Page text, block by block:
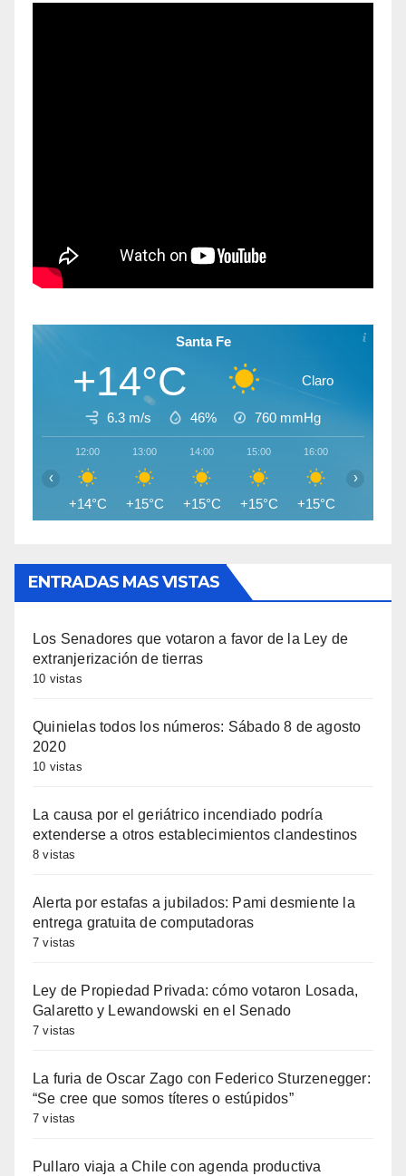
Santa Fe
+14°C Claro
6.3 m/s 46% 760 mmHg
12:00
+14°C
13:00
+15°C
14:00
+15°C
15:00
+15°C
16:00
+15°C
‹ ›
ENTRADAS MAS VISTAS
Los Senadores que votaron a favor de la Ley de
extranjerización de tierras
10 vistas
Quinielas todos los números: Sábado 8 de agosto
2020
10 vistas
La causa por el geriátrico incendiado podría
extenderse a otros establecimientos clandestinos
8 vistas
Alerta por estafas a jubilados: Pami desmiente la
entrega gratuita de computadoras
7 vistas
Ley de Propiedad Privada: cómo votaron Losada,
Galaretto y Lewandowski en el Senado
7 vistas
La furia de Oscar Zago con Federico Sturzenegger:
“Se cree que somos títeres o estúpidos”
7 vistas
Pullaro viaja a Chile con agenda productiva